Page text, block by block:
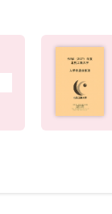
から希望の分野
の専門性を磨くた
のユニット（下記
どのユニットもあ
で、学びの幅を広